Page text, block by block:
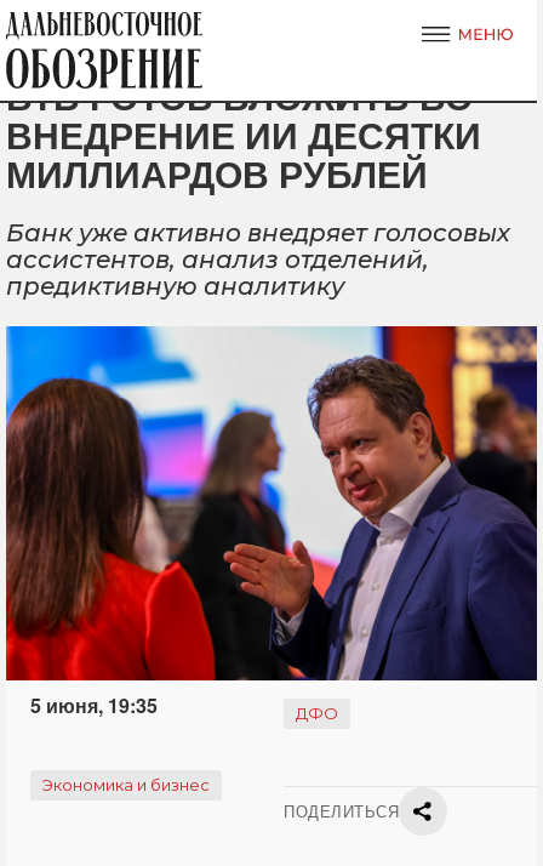
ВТБ ГОТОВ ВЛОЖИТЬ ВО
ВНЕДРЕНИЕ ИИ ДЕСЯТКИ
МИЛЛИАРДОВ РУБЛЕЙ
Банк уже активно внедряет голосовых
ассистентов, анализ отделений,
предиктивную аналитику
5 июня, 19:35 ДФО
Экономика и бизнес
ПОДЕЛИТЬСЯ